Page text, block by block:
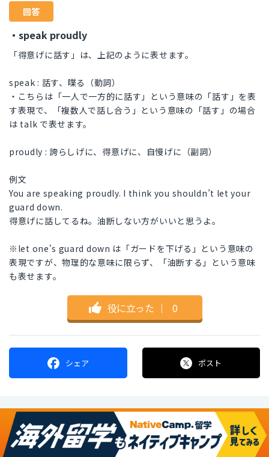
回答
・speak proudly
「得意げに話す」は、上記のように表せます。
speak : 話す、喋る（動詞）
・こちらは「一人で一方的に話す」という意味の「話す」を表
す表現で、「複数人で話し合う」という意味の「話す」の場合
は talk で表せます。
proudly : 誇らしげに、得意げに、自慢げに（副詞）
例文
You are speaking proudly. I think you shouldn’t let your
guard down.
得意げに話してるね。油断しない方がいいと思うよ。
※let one's guard down は「ガードを下げる」という意味の
表現ですが、物理的な意味に限らず、「油断する」という意味
も表せます。
役に立った ｜ 0
シェア ポスト